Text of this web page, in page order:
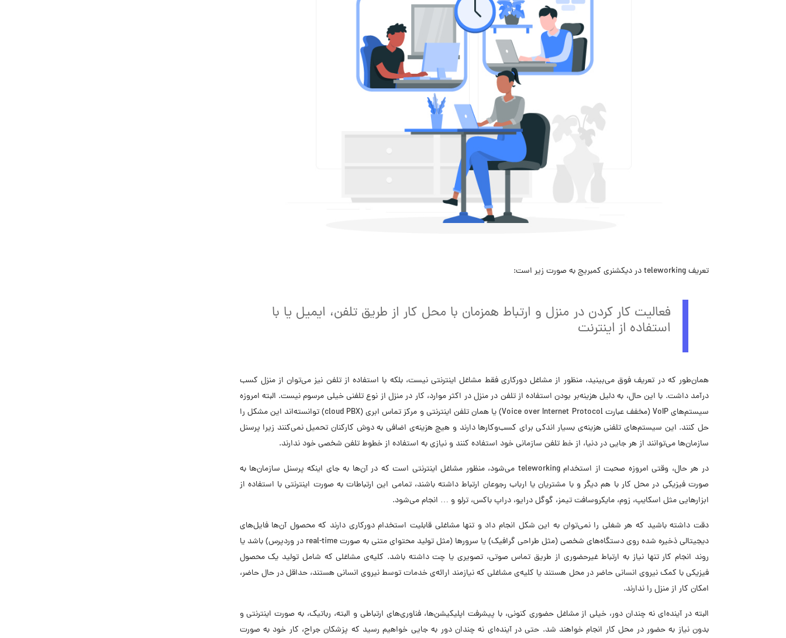
تعریف teleworking در دیکشنری کمبریج به صورت زیر است:
فعالیت کار کردن در منزل و ارتباط همزمان با محل کار از طریق تلفن، ایمیل یا با
استفاده از اینترنت
همان‌طور که در تعریف فوق می‌بینید، منظور از مشاغل دورکاریفقط مشاغل اینترنتی نیست، بلکه با استفاده از تلفن نیز می‌توان از منزل کسب
درآمد داشت. با این حال، به دلیل هزینه‌بر بودن استفاده از تلفن در منزل در اکثر موارد، کار در منزل از نوع تلفنی خیلی مرسوم نیست. البته امروزه
سیستم‌های VoIP (مخفف عبارت Voice over Internet Protocol) یا همان تلفن اینترنتی و مرکز تماس ابری (cloud PBX) توانسته‌اند این مشکل را
حل کنند. این سیستم‌های تلفنی هزینه‌ی بسیار اندکی برای کسب‌وکارها دارند و هیچ هزینه‌ی اضافی به دوش کارکنان تحمیل نمی‌کنند زیرا پرسنل
سازمان‌ها می‌توانند از هر جایی در دنیا، از خط تلفن سازمانی خود استفاده کنند و نیازی به استفاده از خطوط تلفن شخصی خود ندارند.
در هر حال، وقتی امروزه صحبت از استخدام teleworking می‌شود، منظور مشاغل اینترنتی است که در آن‌ها به جای اینکه پرسنل سازمان‌ها به
صورت فیزیکی در محل کار با هم دیگر و با مشتریان یا ارباب رجوعان ارتباط داشته باشند، تمامی این ارتباطات به صورت اینترنتی با استفاده از
ابزارهایی مثل اسکایپ، زوم، مایکروسافت تیمز، گوگل درایو، دراپ باکس، ترلو و … انجام می‌شود.
دقت داشته باشید که هر شغلی را نمی‌توان به این شکل انجام داد و تنها مشاغلی قابلیت استخدام دورکاری دارند که محصول آن‌ها فایل‌های
دیجیتالی ذخیره شده روی دستگاه‌های شخصی (مثل طراحی گرافیک) یا سرور‌ها (مثل تولید محتوای متنی به صورت real-time در وردپرس) باشد یا
روند انجام کار تنها نیاز به ارتباط غیرحضوری از طریق تماس صوتی، تصویری یا چت داشته باشد. کلیه‌ی مشاغلی که شامل تولید یک محصول
فیزیکی با کمک نیروی انسانی حاضر در محل هستند یا کلیه‌ی مشاغلی که نیازمند ارائه‌ی خدمات توسط نیروی انسانی هستند، حداقل در حال حاضر،
امکان کار از منزل را ندارند.
البته در آینده‌ای نه چندان دور، خیلی از مشاغل حضوری کنونی، با پیشرفت اپلیکیشن‌ها، فناوری‌های ارتباطی و البته، رباتیک، به صورت اینترنتی و
بدون نیاز به حضور در محل کار انجام خواهند شد. حتی در آینده‌ای نه چندان دور به جایی خواهیم رسید که پزشکان جراح، کار خود به صورت